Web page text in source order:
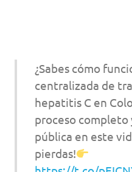
¿Sabes cómo
centralizada de
hepatitis C en
proceso completo
pública en este
pierdas!